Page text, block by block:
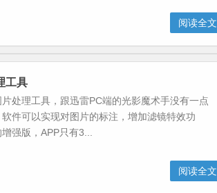
阅读全文
工具
处理工具，跟迅雷PC端的光影魔术手没有一点
件可以实现对图片的标注，增加滤镜特效功
强版，APP只有3...
阅读全文